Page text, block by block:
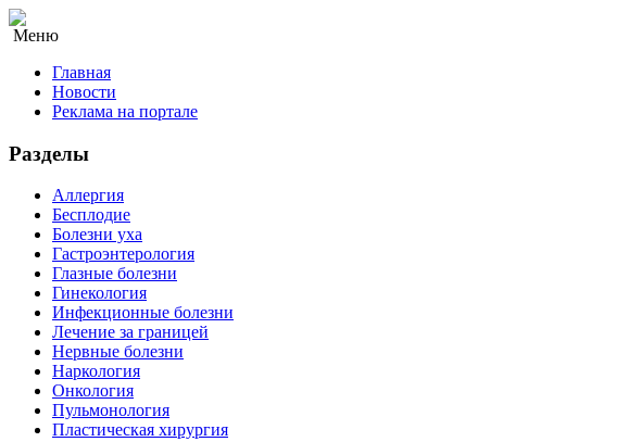
Меню
Главная
Новости
Реклама на портале
Разделы
Аллергия
Бесплодие
Болезни уха
Гастроэнтерология
Глазные болезни
Гинекология
Инфекционные болезни
Лечение за границей
Нервные болезни
Наркология
Онкология
Пульмонология
Пластическая хирургия